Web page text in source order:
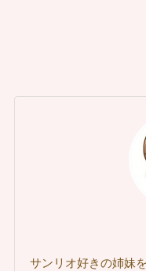
サンリオ好きの姉妹